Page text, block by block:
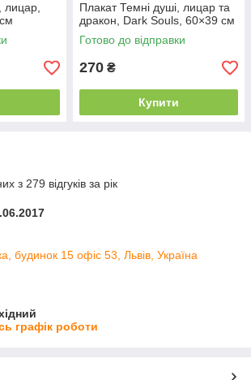
лицар,
Плакат Темні душі, лицар та
дракон, Dark Souls, 60×39 см
Готово до відправки
270 ₴
Купити
з 279 відгуків за рік
будинок 15 офіс 53, Львів, Україна
графік роботи